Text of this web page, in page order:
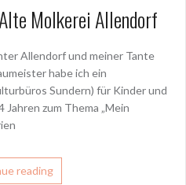
Molkerei Allendorf
Allendorf und meiner Tante
habe ich ein
Sundern) für Kinder und
Jahren zum Thema „Mein
reading